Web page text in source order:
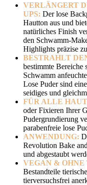
VERLÄNGERT
UPS: Der lose
Hautton aus und
natürliches Finish
den Schwamm-
Highlights präzise
BESTRAHLT
bestimmte Bereiche
Schwamm
Lose Puder sind
seidiges und
FÜR ALLE
oder Fixieren Ihrer
Pudergrundierung
parabenfreie lose
ANWENDUNG:
Revolution Bake
und abgestaubt
VEGAN & OHNE
Bestandteile
tierversuchsfrei